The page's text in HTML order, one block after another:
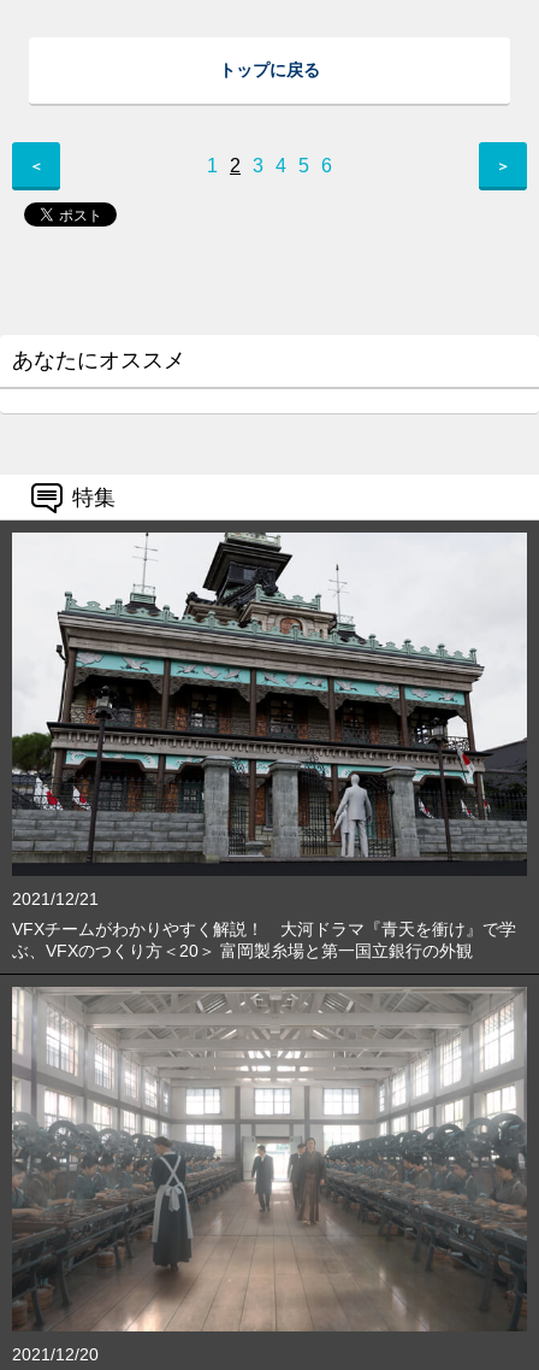
トップに戻る
＜ 1 2 3 4 5 6 ＞
あなたにオススメ
特集
2021/12/21
VFXチームがわかりやすく解説！ 大河ドラマ『青天を衝け』で学
ぶ、VFXのつくり方＜20＞ 富岡製糸場と第一国立銀行の外観
2021/12/20